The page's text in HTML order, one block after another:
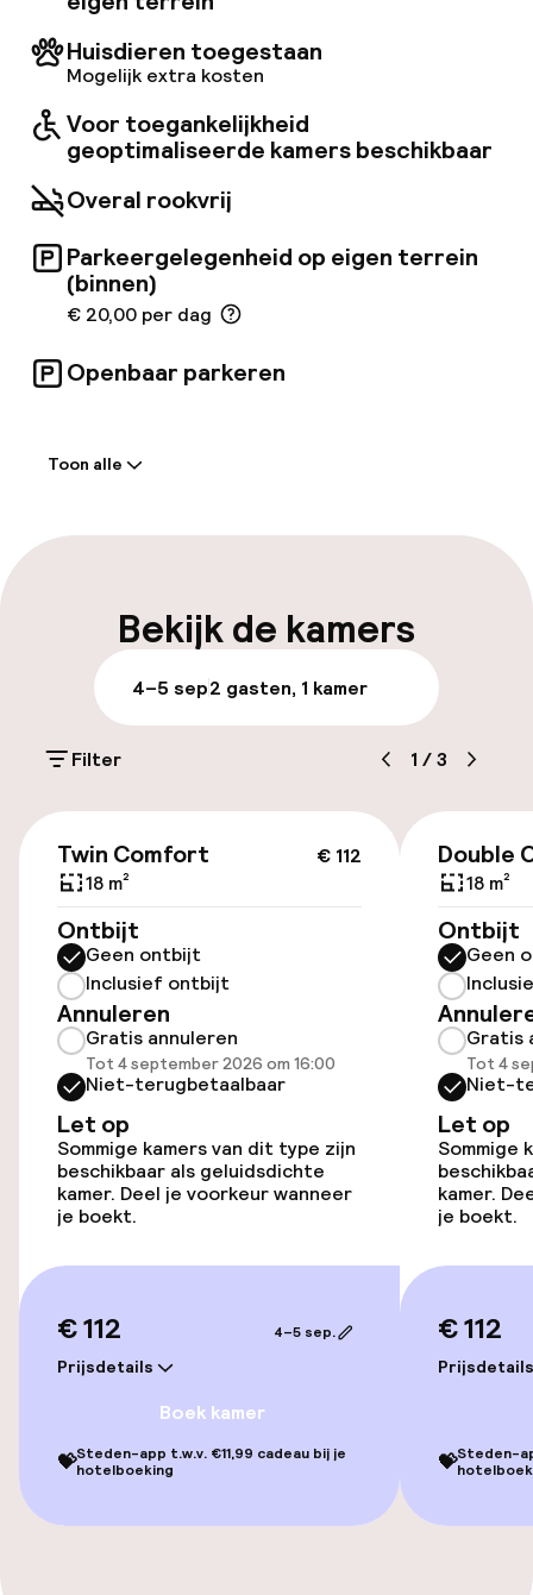
om te ontspannen op het gezellige terras.
Huisdieren toegestaan
Mogelijk extra kosten
Voor toegankelijkheid
geoptimaliseerde kamers beschikbaar
Overal rookvrij
Parkeergelegenheid op eigen terrein
(binnen)
€ 20,00 per dag
Openbaar parkeren
Parkeergelegenheid op eigen terrein
(binnen)
€ 20,00 per dag
Openbaar parkeren
locatie
Luchthavenshuttle
Toegankelijkheid
Overal rolstoeltoegankelijk
Lift
Voor toegankelijkheid
geoptimaliseerde kamers beschikbaar
Kamers
geoptimaliseerde kamers beschikbaar
Entertainment
Eet- en drinkgelegenheden
Toon alle
Bekijk de kamers
4–5 sep2 gasten, 1 kamer
Filter 1 /3
€ 112
Twin Comfort
18 m²
Ontbijt
Geen ontbijt
Inclusief ontbijt
Annuleren
Gratis annuleren
Tot 4 september 2026 om 16:00
Niet-terugbetaalbaar
Let op
Sommige kamers van dit type zijn
beschikbaar als geluidsdichte
kamer. Deel je voorkeur wanneer
je boekt.
€ 112
Prijsdetails
4–5 sep.
Boek kamer
💝Steden-app t.w.v. €11,99 cadeau bij je
hotelboeking
Double
18 m²
Ontbijt
Geen
Gratis
Tot 4
Niet-
Let op
Sommige
kamer.
je boekt.
€ 112
Prijsdetails
💝Steden-